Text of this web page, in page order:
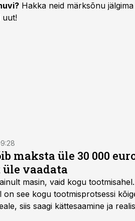
Hakka neid märksõnu
uut!
maksta üle 30 000
vaadata
masin, vaid kogu tootmisahel.
on see kogu tootmisprotsessi
siis saagi kättesaamine ja